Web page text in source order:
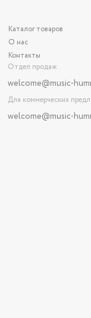
Каталог товаров
О нас
Контакты
Отдел продаж
welcome@music-
Для коммерческих
welcome@music-